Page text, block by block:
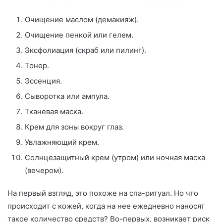
Очищение маслом (демакияж).
Очищение пенкой или гелем.
Эксфолиация (скраб или пилинг).
Тонер.
Эссенция.
Сыворотка или ампула.
Тканевая маска.
Крем для зоны вокруг глаз.
Увлажняющий крем.
Солнцезащитный крем (утром) или ночная маска
(вечером).
На первый взгляд, это похоже на спа-ритуал. Но что
происходит с кожей, когда на нее ежедневно наносят
такое количество средств? Во-первых, возникает риск